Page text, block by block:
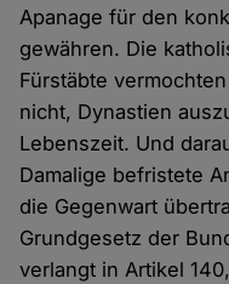
Apanage für den
gewähren. Die
Fürstäbte
nicht, Dynastien
Lebenszeit. Und
Damalige befristete
die Gegenwart
Grundgesetz der
verlangt in Artikel